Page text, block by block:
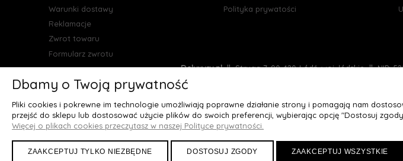
Warunki dostawy
Reklamacje
Zwrot towaru
Formularz zwrotu
Polityka prywatości
Deluxury.pl|| Struga 7, 90-420 Łódź, woj. łódzkie || NIP:
MaxsoteRocoto
Dbamy o Twoją prywatność
Pliki cookies i pokrewne im technologie umożliwiają poprawne działanie strony i pomagają nam
przejść do sklepu lub dostosować użycie plików do swoich preferencji, wybierając opcję "Dostosuj
Więcej o plikach cookies przeczytasz w naszej Polityce prywatności.
ZAAKCEPTUJ TYLKO NIEZBĘDNE DOSTOSUJ ZGODY ZAAKCEPTUJ WSZYSTKIE